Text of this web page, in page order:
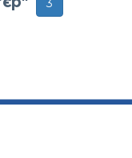
3